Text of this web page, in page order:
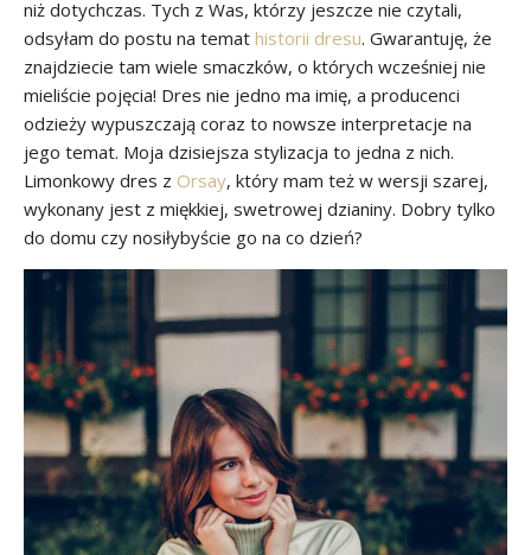
niż dotychczas. Tych z Was, którzy jeszcze nie czytali,
odsyłam do postu na temat historii dresu. Gwarantuję, że
znajdziecie tam wiele smaczków, o których wcześniej nie
mieliście pojęcia! Dres nie jedno ma imię, a producenci
odzieży wypuszczają coraz to nowsze interpretacje na
jego temat. Moja dzisiejsza stylizacja to jedna z nich.
Limonkowy dres z Orsay, który mam też w wersji szarej,
wykonany jest z miękkiej, swetrowej dzianiny. Dobry tylko
do domu czy nosiłybyście go na co dzień?